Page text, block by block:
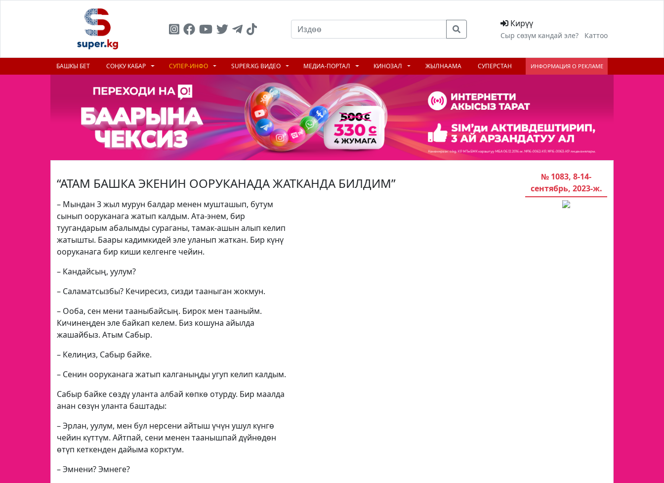
Кирүү
Сыр сөзүм кандай эле? Каттоо
БАШКЫ БЕТ СОҢКУ КАБАР СУПЕР-ИНФО SUPER.KG ВИДЕО МЕДИА-ПОРТАЛ КИНОЗАЛ ЖЫЛНААМА СУПЕРСТАН ИНФОРМАЦИЯ О РЕКЛАМЕ
“АТАМ БАШКА ЭКЕНИН ООРУКАНАДА ЖАТКАНДА БИЛДИМ”
– Мындан 3 жыл мурун балдар менен мушташып, бутум
сынып ооруканага жатып калдым. Ата-энем, бир
туугандарым абалымды сураганы, тамак-ашын алып келип
жатышты. Баары кадимкидей эле уланып жаткан. Бир күнү
ооруканага бир киши келгенге чейин.
– Кандайсың, уулум?
– Саламатсызбы? Кечиресиз, сизди тааныган жокмун.
– Ооба, сен мени тааныбайсың. Бирок мен тааныйм.
Кичинеңден эле байкап келем. Биз кошуна айылда
жашайбыз. Атым Сабыр.
– Келиңиз, Сабыр байке.
– Сенин ооруканага жатып калганыңды угуп келип калдым.
Сабыр байке cөздү уланта албай көпкө отурду. Бир маалда
анан сөзүн уланта баштады:
– Эрлан, уулум, мен бул нерсени айтыш үчүн ушул күнгө
чейин күттүм. Айтпай, сени менен таанышпай дүйнөдөн
өтүп кеткенден дайыма корктум.
– Эмнени? Эмнеге?
№ 1083, 8-14-
cентябрь, 2023-ж.